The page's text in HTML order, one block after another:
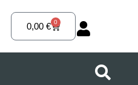
0,00€ 0
Carrito